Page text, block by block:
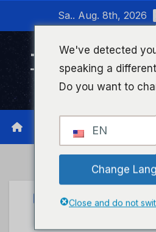
wechseln
Sa.. Aug. 8th, 2026
Timeline Bad
Infonetzwerk für
UNCATEGORIZED
POL-PDKO:
We've detected
speaking a
Do you want to
EN
Change
Close and do not